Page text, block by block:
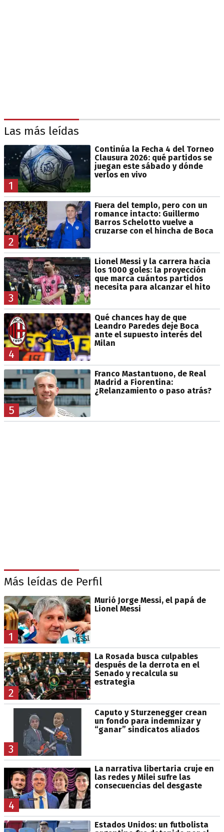
Las más leídas
1
Continúa la Fecha 4 del Torneo
Clausura 2026: qué partidos se
juegan este sábado y dónde
verlos en vivo
2
Fuera del templo, pero con un
romance intacto: Guillermo
Barros Schelotto vuelve a
cruzarse con el hincha de Boca
3
Lionel Messi y la carrera hacia
los 1000 goles: la proyección
que marca cuántos partidos
necesita para alcanzar el hito
4
Qué chances hay de que
Leandro Paredes deje Boca
ante el supuesto interés del
Milan
5
Franco Mastantuono, de Real
Madrid a Fiorentina:
¿Relanzamiento o paso atrás?
Más leídas de Perfil
1
Murió Jorge Messi, el papá de
Lionel Messi
2
La Rosada busca culpables
después de la derrota en el
Senado y recalcula su
estrategia
3
Caputo y Sturzenegger crean
un fondo para indemnizar y
“ganar” sindicatos aliados
4
La narrativa libertaria cruje en
las redes y Milei sufre las
consecuencias del desgaste
Estados Unidos: un futbolista